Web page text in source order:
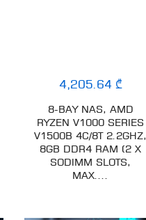
4,205.64 ₾
8-BAY NAS, AMD
RYZEN V1000 SERIES
V1500B 4C/8T 2.2GHZ,
8GB DDR4 RAM (2 X
SODIMM SLOTS,
MAX....